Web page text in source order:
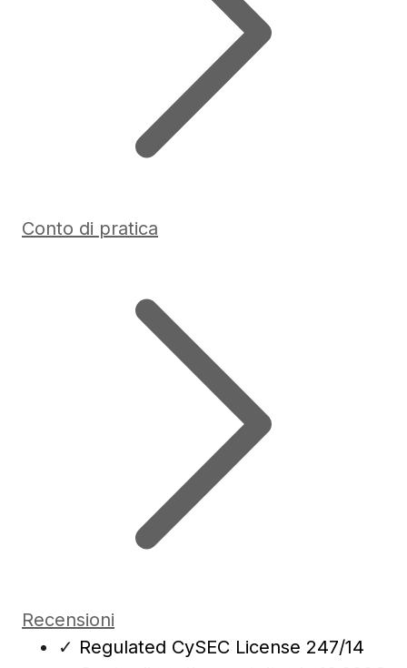
Conto di pratica
Recensioni
✓ Regulated CySEC License 247/14